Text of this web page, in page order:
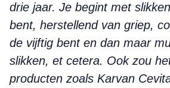
drie jaar. Je begint met
bent, herstellend van griep,
de vijftig bent en dan maar
slikken, et cetera. Ook zou
producten zoals Karvan